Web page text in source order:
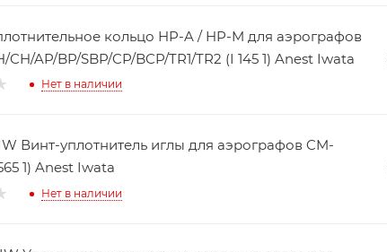
кольцо HP-A / HP-M для аэрографов
CH/AP/BP/SBP/CP/BCP/TR1/TR2 (I 145 1) Anest Iwata
Нет в наличии
Винт-уплотнитель иглы для аэрографов CM-
1) Anest Iwata
Нет в наличии